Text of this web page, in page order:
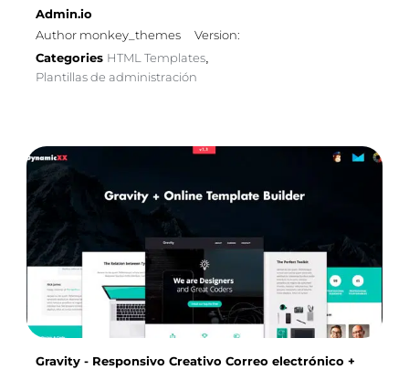
Admin.io
Author monkey_themes
Version:
Categories HTML Templates,
Plantillas de administración
Gravity - Responsivo Creativo Correo electrónico +